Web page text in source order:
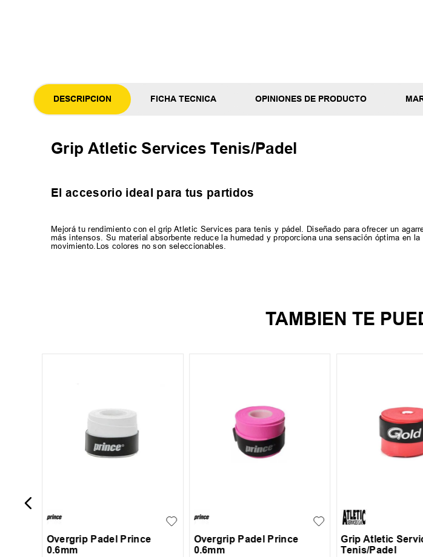
DESCRIPCION FICHA TECNICA OPINIONES DE PRODUCTO
Grip Atletic Services Tenis/Padel
El accesorio ideal para tus partidos
Mejorá tu rendimiento con el grip Atletic Services para tenis y pádel. Diseñado para ofrecer un
más intensos. Su material absorbente reduce la humedad y proporciona una sensación óptima en
movimiento.Los colores no son seleccionables.
TAMBIEN TE
Overgrip Padel Prince
0.6mm
Overgrip Padel Prince
0.6mm
Grip Atletic
Tenis/Padel